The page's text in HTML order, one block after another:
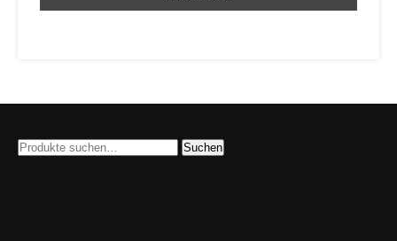
Suche
Suchen